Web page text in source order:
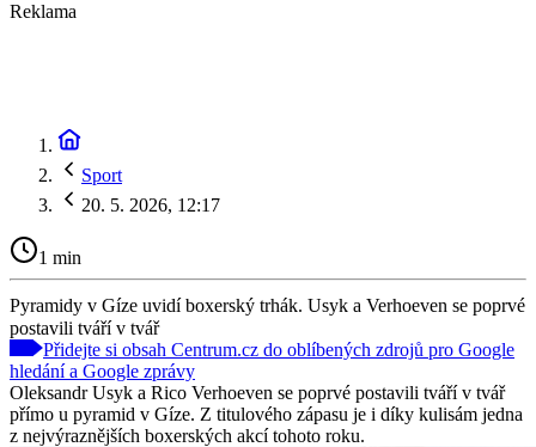
Reklama
Sport
20. 5. 2026, 12:17
1 min
Pyramidy v Gíze uvidí boxerský trhák. Usyk a Verhoeven se poprvé
postavili tváří v tvář
Přidejte si obsah Centrum.cz do oblíbených zdrojů pro Google
hledání a Google zprávy
Oleksandr Usyk a Rico Verhoeven se poprvé postavili tváří v tvář
přímo u pyramid v Gíze. Z titulového zápasu je i díky kulisám jedna
z nejvýraznějších boxerských akcí tohoto roku.